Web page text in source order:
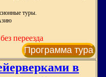
туры.
переезда
Программа тура
в